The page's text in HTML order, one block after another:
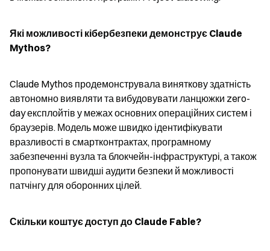
Які можливості кібербезпеки демонструє Claude
Mythos?
Claude Mythos продемонструвала виняткову здатність
автономно виявляти та вибудовувати ланцюжки zero-
day експлойтів у межах основних операційних систем і
браузерів. Модель може швидко ідентифікувати
вразливості в смартконтрактах, програмному
забезпеченні вузла та блокчейн-інфраструктурі, а також
пропонувати швидші аудити безпеки й можливості
патчінгу для оборонних цілей.
Скільки коштує доступ до Claude Fable?